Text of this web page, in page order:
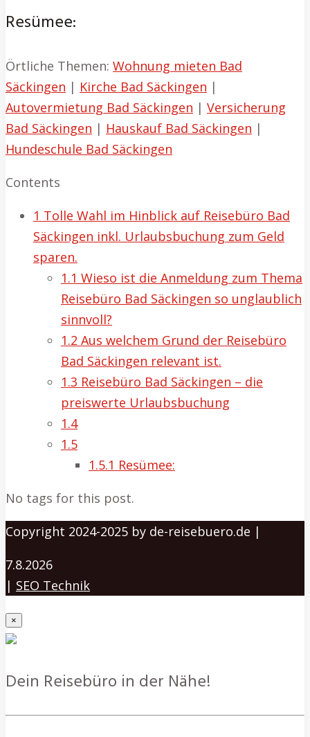
Resümee:
Örtliche Themen: Wohnung mieten Bad
Säckingen | Kirche Bad Säckingen |
Autovermietung Bad Säckingen | Versicherung
Bad Säckingen | Hauskauf Bad Säckingen |
Hundeschule Bad Säckingen
Contents
1 Tolle Wahl im Hinblick auf Reisebüro Bad
Säckingen inkl. Urlaubsbuchung zum Geld
sparen.
1.1 Wieso ist die Anmeldung zum Thema
Reisebüro Bad Säckingen so unglaublich
sinnvoll?
1.2 Aus welchem Grund der Reisebüro
Bad Säckingen relevant ist.
1.3 Reisebüro Bad Säckingen – die
preiswerte Urlaubsbuchung
1.4
1.5
1.5.1 Resümee:
No tags for this post.
Copyright 2024-2025 by de-reisebuero.de |
7.8.2026
| SEO Technik
×
Dein Reisebüro in der Nähe!